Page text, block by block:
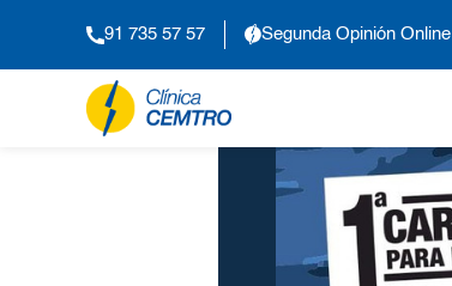
91 735 57 57 Segunda Opinión Online